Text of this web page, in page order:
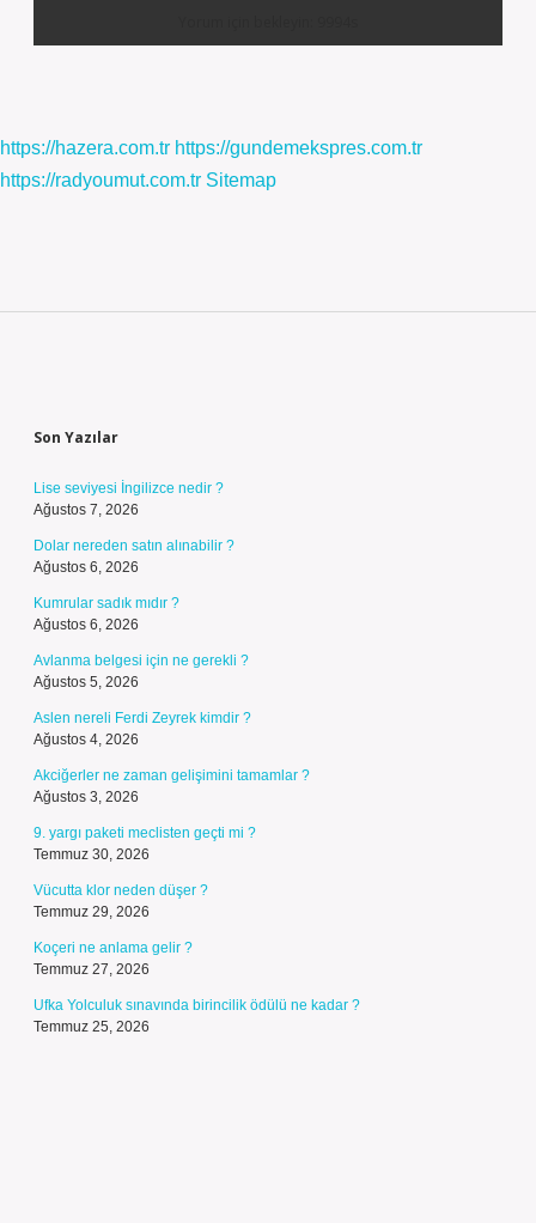
https://hazera.com.tr https://gundemekspres.com.tr
https://radyoumut.com.tr Sitemap
Son Yazılar
Lise seviyesi İngilizce nedir ?
Ağustos 7, 2026
Dolar nereden satın alınabilir ?
Ağustos 6, 2026
Kumrular sadık mıdır ?
Ağustos 6, 2026
Avlanma belgesi için ne gerekli ?
Ağustos 5, 2026
Aslen nereli Ferdi Zeyrek kimdir ?
Ağustos 4, 2026
Akciğerler ne zaman gelişimini tamamlar ?
Ağustos 3, 2026
9. yargı paketi meclisten geçti mi ?
Temmuz 30, 2026
Vücutta klor neden düşer ?
Temmuz 29, 2026
Koçeri ne anlama gelir ?
Temmuz 27, 2026
Ufka Yolculuk sınavında birincilik ödülü ne kadar ?
Temmuz 25, 2026